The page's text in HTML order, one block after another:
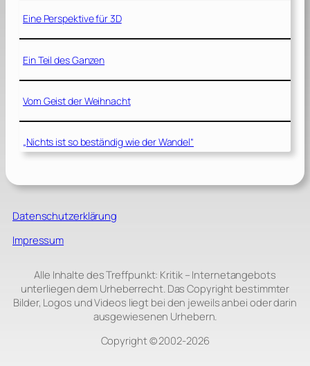
Eine Perspektive für 3D
Ein Teil des Ganzen
Vom Geist der Weihnacht
„Nichts ist so beständig wie der Wandel“
Datenschutzerklärung
Impressum
Alle Inhalte des Treffpunkt: Kritik – Internetangebots
unterliegen dem Urheberrecht. Das Copyright bestimmter
Bilder, Logos und Videos liegt bei den jeweils anbei oder darin
ausgewiesenen Urhebern.
Copyright © 2002‑2026